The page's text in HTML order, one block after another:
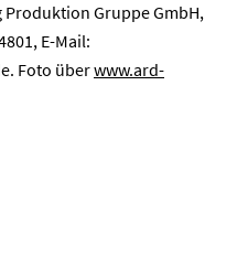
Gruppe GmbH,
E-Mail:
Foto überwww.ard-